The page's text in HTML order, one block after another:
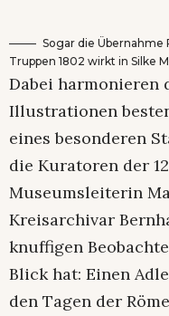
Sogar die
Truppen 1802 wirkt in Silke
Dabei harmonieren
Illustrationen
eines besonderen
die Kuratoren der
Museumsleiterin
Kreisarchivar
knuffigen
Blick hat: Einen
den Tagen der